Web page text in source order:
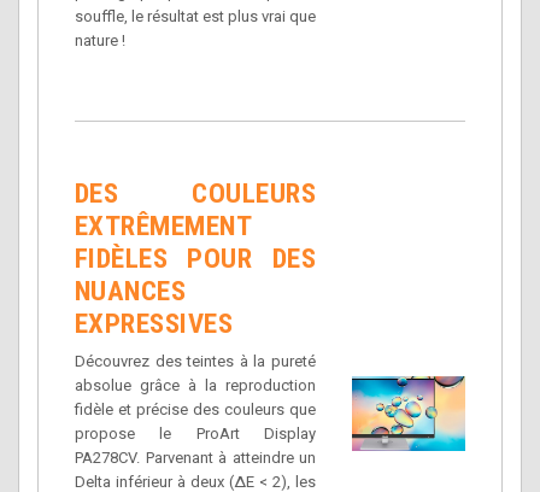
souffle, le résultat est plus vrai que
nature !
DES COULEURS
EXTRÊMEMENT
FIDÈLES POUR DES
NUANCES
EXPRESSIVES
Découvrez des teintes à la pureté
absolue grâce à la reproduction
fidèle et précise des couleurs que
propose le ProArt Display
PA278CV. Parvenant à atteindre un
Delta inférieur à deux (∆E < 2), les